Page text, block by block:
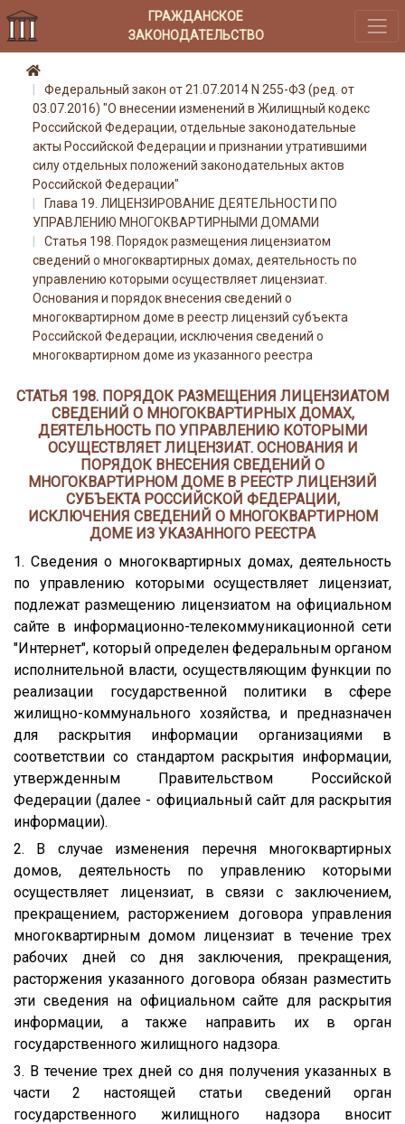
ГРАЖДАНСКОЕ
ЗАКОНОДАТЕЛЬСТВО
Федеральный закон от 21.07.2014 N 255-ФЗ (ред. от
03.07.2016) "О внесении изменений в Жилищный кодекс
Российской Федерации, отдельные законодательные
акты Российской Федерации и признании утратившими
силу отдельных положений законодательных актов
Российской Федерации"
Глава 19. ЛИЦЕНЗИРОВАНИЕ ДЕЯТЕЛЬНОСТИ ПО
УПРАВЛЕНИЮ МНОГОКВАРТИРНЫМИ ДОМАМИ
Статья 198. Порядок размещения лицензиатом
сведений о многоквартирных домах, деятельность по
управлению которыми осуществляет лицензиат.
Основания и порядок внесения сведений о
многоквартирном доме в реестр лицензий субъекта
Российской Федерации, исключения сведений о
многоквартирном доме из указанного реестра
СТАТЬЯ 198. ПОРЯДОК РАЗМЕЩЕНИЯ ЛИЦЕНЗИАТОМ
СВЕДЕНИЙ О МНОГОКВАРТИРНЫХ ДОМАХ,
ДЕЯТЕЛЬНОСТЬ ПО УПРАВЛЕНИЮ КОТОРЫМИ
ОСУЩЕСТВЛЯЕТ ЛИЦЕНЗИАТ. ОСНОВАНИЯ И
ПОРЯДОК ВНЕСЕНИЯ СВЕДЕНИЙ О
МНОГОКВАРТИРНОМ ДОМЕ В РЕЕСТР ЛИЦЕНЗИЙ
СУБЪЕКТА РОССИЙСКОЙ ФЕДЕРАЦИИ,
ИСКЛЮЧЕНИЯ СВЕДЕНИЙ О МНОГОКВАРТИРНОМ
ДОМЕ ИЗ УКАЗАННОГО РЕЕСТРА
1. Сведения о многоквартирных домах, деятельность
по управлению которыми осуществляет лицензиат,
подлежат размещению лицензиатом на официальном
сайте в информационно-телекоммуникационной сети
"Интернет", который определен федеральным органом
исполнительной власти, осуществляющим функции по
реализации государственной политики в сфере
жилищно-коммунального хозяйства, и предназначен
для раскрытия информации организациями в
соответствии со стандартом раскрытия информации,
утвержденным Правительством Российской
Федерации (далее - официальный сайт для раскрытия
информации).
2. В случае изменения перечня многоквартирных
домов, деятельность по управлению которыми
осуществляет лицензиат, в связи с заключением,
прекращением, расторжением договора управления
многоквартирным домом лицензиат в течение трех
рабочих дней со дня заключения, прекращения,
расторжения указанного договора обязан разместить
эти сведения на официальном сайте для раскрытия
информации, а также направить их в орган
государственного жилищного надзора.
3. В течение трех дней со дня получения указанных в
части 2 настоящей статьи сведений орган
государственного жилищного надзора вносит